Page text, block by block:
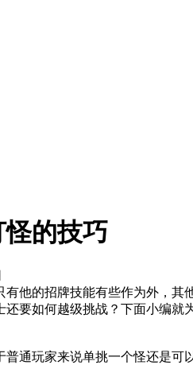
的技巧
他的招牌技能有些作为外，其
要如何越级挑战？下面小编就
通玩家来说单挑一个怪还是可